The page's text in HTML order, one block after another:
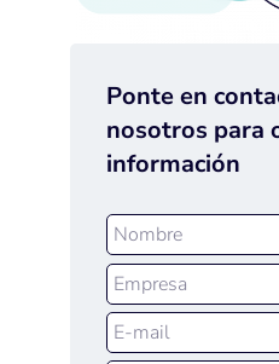
Ponte en
nosotros para
información